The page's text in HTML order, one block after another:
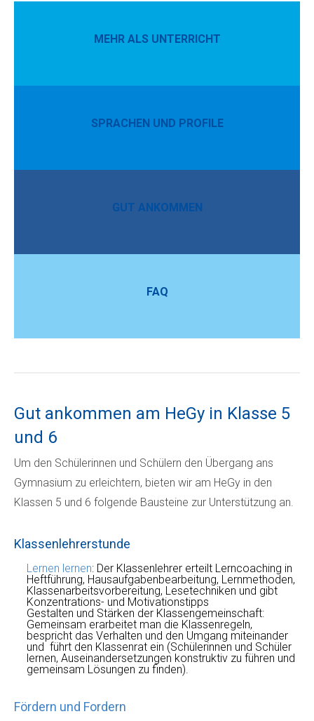
MEHR ALS UNTERRICHT
SPRACHEN UND PROFILE
GUT ANKOMMEN
FAQ
Gut ankommen am HeGy in Klasse 5
und 6
Um den Schülerinnen und Schülern den Übergang ans
Gymnasium zu erleichtern, bieten wir am HeGy in den
Klassen 5 und 6 folgende Bausteine zur Unterstützung an.
Klassenlehrerstunde
Lernen lernen: Der Klassenlehrer erteilt Lerncoaching in
Heftführung, Hausaufgabenbearbeitung, Lernmethoden,
Klassenarbeitsvorbereitung, Lesetechniken und gibt
Konzentrations- und Motivationstipps
Gestalten und Stärken der Klassengemeinschaft:
Gemeinsam erarbeitet man die Klassenregeln,
bespricht das Verhalten und den Umgang miteinander
und führt den Klassenrat ein (Schülerinnen und Schüler
lernen, Auseinandersetzungen konstruktiv zu führen und
gemeinsam Lösungen zu finden).
Fördern und Fordern